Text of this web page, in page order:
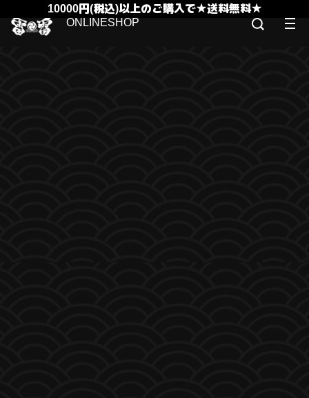
10000円(税込)以上のご購入で★送料無料★
ONLINESHOP